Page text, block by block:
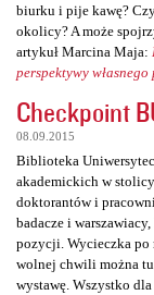
biurku i pije kawę?
okolicy? A może
artykuł Marcina Maja:
perspektywy
Checkpoint
08.09.2015
Biblioteka
akademickich w
doktorantów i
badacze i
pozycji. Wycieczka po
wolnej chwili można
wystawę. Wszystko